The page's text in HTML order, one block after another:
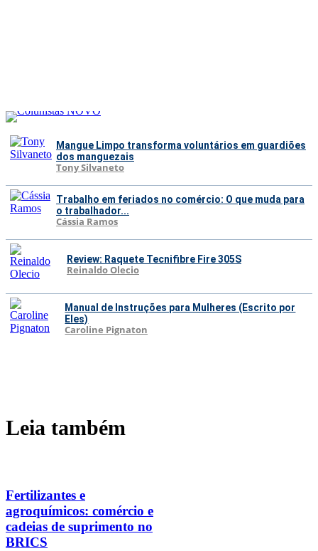
Mangue Limpo transforma voluntários em guardiões
dos manguezais
Tony Silvaneto
Trabalho em feriados no comércio: O que muda para
o trabalhador...
Cássia Ramos
Review: Raquete Tecnifibre Fire 305S
Reinaldo Olecio
Manual de Instruções para Mulheres (Escrito por
Eles)
Caroline Pignaton
Leia também
Fertilizantes e
agroquímicos: comércio e
cadeias de suprimento no
BRICS